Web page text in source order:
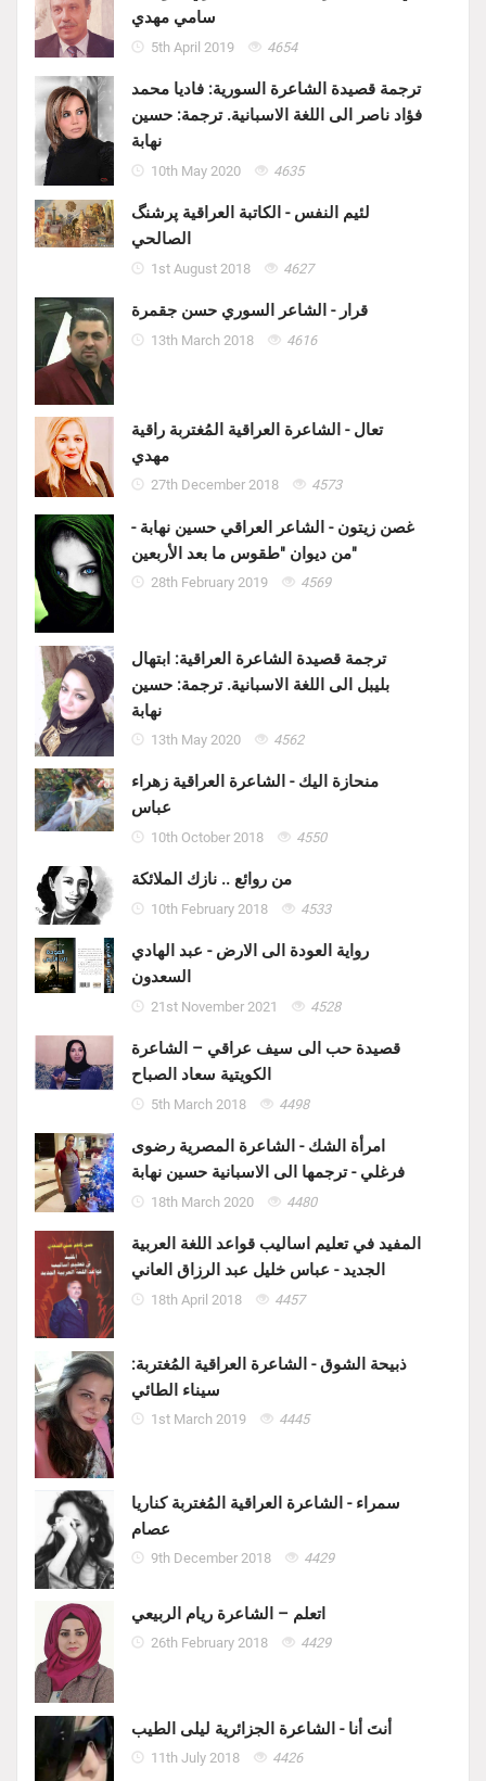
سامي مهدي
5th April 2019 4654
ترجمة قصيدة الشاعرة السورية: فاديا محمد
فؤاد ناصر الى اللغة الاسبانية. ترجمة: حسين
نهابة
10th May 2020 4635
لئيم النفس - الكاتبة العراقية پرشنگ
الصالحي
1st August 2018 4627
قرار - الشاعر السوري حسن جقمرة
13th March 2018 4616
تعال - الشاعرة العراقية المُغتربة راقية
مهدي
27th December 2018 4573
غصن زيتون - الشاعر العراقي حسين نهابة -
من ديوان "طقوس ما بعد الأربعين"
28th February 2019 4569
ترجمة قصيدة الشاعرة العراقية: ابتهال
بليبل الى اللغة الاسبانية. ترجمة: حسين
نهابة
13th May 2020 4562
منحازة اليك - الشاعرة العراقية زهراء
عباس
10th October 2018 4550
من روائع .. نازك الملائكة
10th February 2018 4533
رواية العودة الى الارض - عبد الهادي
السعدون
21st November 2021 4528
قصيدة حب الى سيف عراقي – الشاعرة
الكويتية سعاد الصباح
5th March 2018 4498
امرأة الشك - الشاعرة المصرية رضوى
فرغلي - ترجمها الى الاسبانية حسين نهابة
18th March 2020 4480
المفيد في تعليم اساليب قواعد اللغة العربية
الجديد - عباس خليل عبد الرزاق العاني
18th April 2018 4457
ذبيحة الشوق - الشاعرة العراقية المُغتربة:
سيناء الطائي
1st March 2019 4445
سمراء - الشاعرة العراقية المُغتربة كناريا
عصام
9th December 2018 4429
اتعلم – الشاعرة ريام الربيعي
26th February 2018 4429
أنتَ أنا - الشاعرة الجزائرية ليلى الطيب
11th July 2018 4426